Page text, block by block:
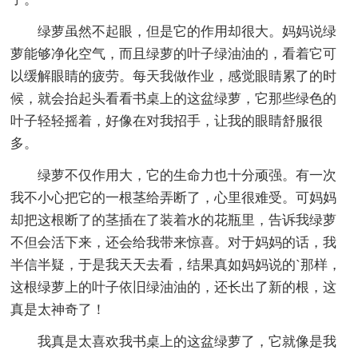
绿萝虽然不起眼，但是它的作用却很大。妈妈说绿
萝能够净化空气，而且绿萝的叶子绿油油的，看着它可
以缓解眼睛的疲劳。每天我做作业，感觉眼睛累了的时
候，就会抬起头看看书桌上的这盆绿萝，它那些绿色的
叶子轻轻摇着，好像在对我招手，让我的眼睛舒服很
多。
绿萝不仅作用大，它的生命力也十分顽强。有一次
我不小心把它的一根茎给弄断了，心里很难受。可妈妈
却把这根断了的茎插在了装着水的花瓶里，告诉我绿萝
不但会活下来，还会给我带来惊喜。对于妈妈的话，我
半信半疑，于是我天天去看，结果真如妈妈说的`那样，
这根绿萝上的叶子依旧绿油油的，还长出了新的根，这
真是太神奇了！
我真是太喜欢我书桌上的这盆绿萝了，它就像是我